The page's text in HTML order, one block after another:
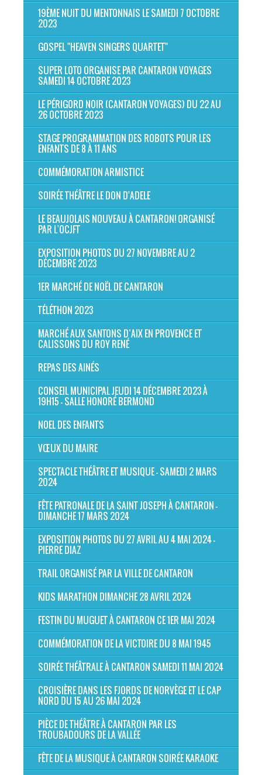
19ÈME NUIT DU MENTONNAIS LE SAMEDI 7 OCTOBRE
2023
GOSPEL "HEAVEN SINGERS QUARTET"
SUPER LOTO ORGANISE PAR CANTARON VOYAGES
SAMEDI 14 OCTOBRE 2023
LE PÉRIGORD NOIR (CANTARON VOYAGES) DU 22 AU
26 OCTOBRE 2023
STAGE PROGRAMMATION DES ROBOTS POUR LES
ENFANTS DE 8 À 11 ANS
COMMÉMORATION ARMISTICE
SOIRÉE THÉÂTRE LE DON D'ADELE
LE BEAUJOLAIS NOUVEAU À CANTARON! ORGANISÉ
PAR L'OCJFT
EXPOSITION PHOTOS DU 27 NOVEMBRE AU 2
DÉCEMBRE 2023
1ER MARCHÉ DE NOËL DE CANTARON
TÉLÉTHON 2023
MARCHÉ AUX SANTONS D’AIX EN PROVENCE ET
CALISSONS DU ROY RENÉ
REPAS DES AINÉS
CONSEIL MUNICIPAL JEUDI 14 DÉCEMBRE 2023 À
19H15 - SALLE HONORÉ BERMOND
NOEL DES ENFANTS
VŒUX DU MAIRE
SPECTACLE THÉÂTRE ET MUSIQUE - SAMEDI 2 MARS
2024
FÊTE PATRONALE DE LA SAINT JOSEPH À CANTARON -
DIMANCHE 17 MARS 2024
EXPOSITION PHOTOS DU 27 AVRIL AU 4 MAI 2024 -
PIERRE DIAZ
TRAIL ORGANISÉ PAR LA VILLE DE CANTARON
KIDS MARATHON DIMANCHE 28 AVRIL 2024
FESTIN DU MUGUET À CANTARON CE 1ER MAI 2024
COMMÉMORATION DE LA VICTOIRE DU 8 MAI 1945
SOIRÉE THÉÂTRALE À CANTARON SAMEDI 11 MAI 2024
CROISIÈRE DANS LES FJORDS DE NORVÈGE ET LE CAP
NORD DU 15 AU 26 MAI 2024
PIÈCE DE THÉÂTRE À CANTARON PAR LES
TROUBADOURS DE LA VALLÉE
FÊTE DE LA MUSIQUE À CANTARON SOIRÉE KARAOKE